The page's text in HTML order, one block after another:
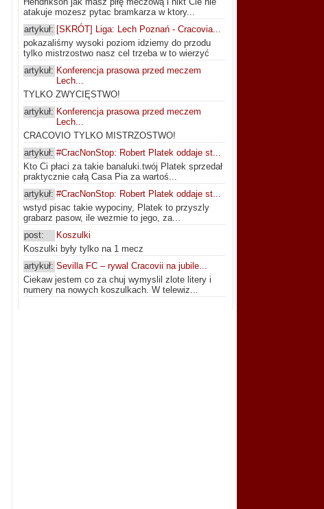
atakuje mozesz pytac bramkarza w ktory...
artykuł: [SKRÓT] Liga: Lech Poznań - Cracovia...
pokazaliśmy wysoki poziom idziemy do przodu
tylko mistrzostwo nasz cel trzeba w to wierzyć
artykuł: Konferencja prasowa przed meczem
Lech...
TYLKO ZWYCIĘSTWO!
artykuł: Konferencja prasowa przed meczem
Lech...
CRACOVIO TYLKO MISTRZOSTWO!
artykuł: #CracNonStop: Robert Platek oddaje st...
Kto Ci płaci za takie banaluki.twój Platek sprzedał
praktycznie całą Casa Pia za wartoś...
artykuł: #CracNonStop: Robert Platek oddaje st...
wstyd pisac takie wypociny, Platek to przyszly
grabarz pasow, ile wezmie to jego, za...
post:
Koszulki
Koszulki były tylko na 1 mecz
artykuł: Sevilla FC – rywal Cracovii na jubile...
Ciekaw jestem co za chuj wymyslil zlote litery i
numery na nowych koszulkach. W telewiz...